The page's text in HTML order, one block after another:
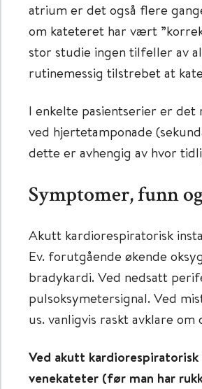
atrium er det også flere
om kateteret har vært
stor studie ingen tilfeller av
rutinemessig tilstrebet at
I enkelte pasientserier er
ved hjertetamponade
dette er avhengig av hvor
Symptomer, funn
Akutt kardiorespiratorisk
Ev. forutgående økende
bradykardi. Ved nedsatt
pulsoksymetersignal. Ved
us. vanligvis raskt avklare
Ved akutt
venekateter (før man har